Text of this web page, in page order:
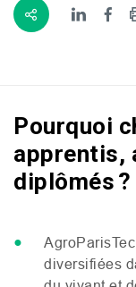
Pourquoi
apprentis,
diplômés ?
diversifiées